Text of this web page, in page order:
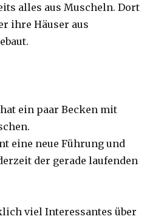
alles aus Muscheln. Dort
ihre Häuser aus
hat ein paar Becken mit
eine neue Führung und
der gerade laufenden
viel Interessantes über